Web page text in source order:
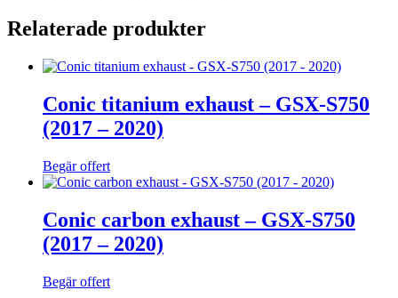
Relaterade produkter
Conic titanium exhaust – GSX-S750
(2017 – 2020)
Begär offert
Conic carbon exhaust – GSX-S750
(2017 – 2020)
Begär offert